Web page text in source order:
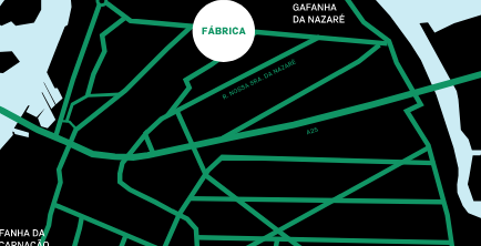
COM ELEMENTOS
NATURAIS
PLANTEIA EM FAMÍLIA
O Planteia está repleto de cores, formas e texturas
escondidas à espera de serem descobertas. A partir
de um percurso de exploração pelo jardim, recolhem-
se elementos naturais para pintar.